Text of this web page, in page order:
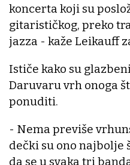
koncerta koji su
gitarističkog, preko
jazza - kaže Leikauff
Ističe kako su
Daruvaru vrh onoga
ponuditi.
- Nema previše
dečki su ono najbolje
da se u svaka tri